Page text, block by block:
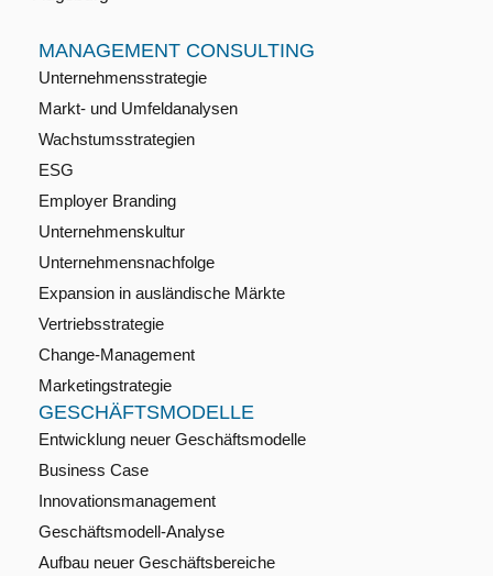
MANAGEMENT CONSULTING
Unternehmensstrategie
Markt- und Umfeldanalysen
Wachstumsstrategien
ESG
Employer Branding
Unternehmenskultur
Unternehmensnachfolge
Expansion in ausländische Märkte
Vertriebsstrategie
Change-Management
Marketingstrategie
GESCHÄFTSMODELLE
Entwicklung neuer Geschäftsmodelle
Business Case
Innovationsmanagement
Geschäftsmodell-Analyse
Aufbau neuer Geschäftsbereiche